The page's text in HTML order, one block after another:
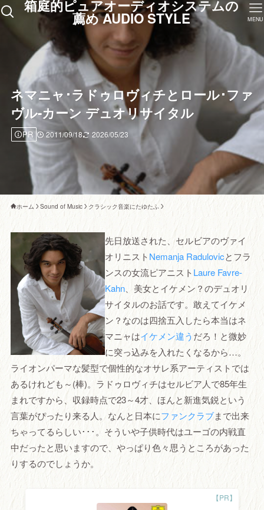
箱庭的ピュアオーディオシステムの
薦め AUDIO STYLE MENU
ネマニャ･ラドゥロヴィチとロール･ファ
ヴル-カーン デュオリサイタル
PR 2011/09/18 2026/05/23
ホーム Sound of Music クラシック音楽にたゆたふ
先日放送された、セルビアのヴァイ
オリニストNemanja Radulovicとフラ
ンスの女流ピアニストLaure Favre-
Kahn、美女とイケメン？のデュオリ
サイタルのお話です。敢えてイケメ
ン？なのは四捨五入したら本当はネ
マニャはイケメン違う だろ！と微妙
に突っ込みを入れたくなるから…。
ライオンパーマな髪型で個性的なオサレ系アーティストでは
あるけれども～(棒)。ラドゥロヴィチはセルビア人で85年生
まれですから、収録時点で23～4才、ほんと新進気鋭という
言葉がぴったり来る人。なんと日本にファンクラブまで出来
ちゃってるらしい･･･。そういや子供時代はユーゴの内戦直
中だったと思いますので、やっぱり色々思うところがあった
りするのでしょうか。